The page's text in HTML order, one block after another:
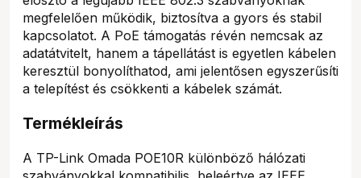
megfelelően működik, biztosítva a gyors és stabil
kapcsolatot. A PoE támogatás révén nemcsak az
adatátvitelt, hanem a tápellátást is egyetlen kábelen
keresztül bonyolíthatod, ami jelentősen egyszerűsíti
a telepítést és csökkenti a kábelek számát.
Termékleírás
A TP-Link Omada POE10R különböző hálózati